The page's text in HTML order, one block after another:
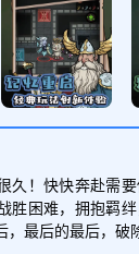
久！快快奔赴需
胜困难，拥抱羁
最后的最后，破